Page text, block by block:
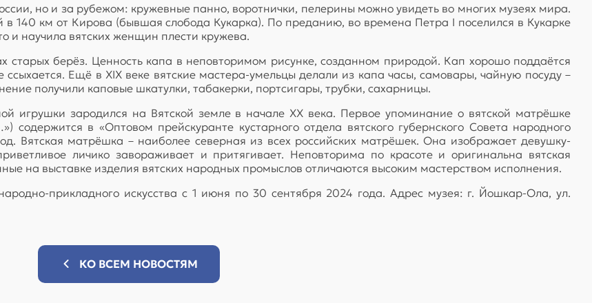
но и за рубежом: кружевные панно, воротнички, пелерины можно увидеть во многих музеях мира.
в 140 км от Кирова (бывшая слобода Кукарка). По преданию, во времена Петра I поселился в Кукарке
и научила вятских женщин плести кружева.
старых берёз. Ценность капа в неповторимом рисунке, созданном природой. Кап хорошо поддаётся
ссыхается. Ещё в ХIХ веке вятские мастера-умельцы делали из капа часы, самовары, чайную посуду –
получили каповые шкатулки, табакерки, портсигары, трубки, сахарницы.
игрушки зародился на Вятской земле в начале ХХ века. Первое упоминание о вятской матрёшке
в «Оптовом прейскуранте кустарного отдела вятского губернского Совета народного
Вятская матрёшка – наиболее северная из всех российских матрёшек. Она изображает девушку-
личико завораживает и притягивает. Неповторима по красоте и оригинальна вятская
на выставке изделия вятских народных промыслов отличаются высоким мастерством исполнения.
прикладного искусства с 1 июня по 30 сентября 2024 года. Адрес музея: г. Йошкар-Ола, ул.
КО ВСЕМ НОВОСТЯМ